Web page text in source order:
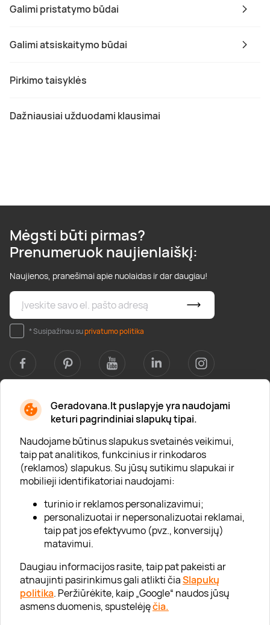
Geradovana.lt puslapyje yra naudojami
keturi pagrindiniai slapukų tipai.
Naudojame būtinus slapukus svetainės veikimui,
taip pat analitikos, funkcinius ir rinkodaros
(reklamos) slapukus. Su jūsų sutikimu slapukai ir
mobilieji identifikatoriai naudojami:
turinio ir reklamos personalizavimui;
personalizuotai ir nepersonalizuotai reklamai,
taip pat jos efektyvumo (pvz., konversijų)
matavimui.
Daugiau informacijos rasite, taip pat pakeisti ar
atnaujinti pasirinkimus gali atlikti čiaSlapukų
politika. Peržiūrėkite, kaip „Google“ naudos jūsų
asmens duomenis, spustelėjęčia.
Galimi pristatymo būdai
Galimi atsiskaitymo būdai
Pirkimo taisyklės
Dažniausiai užduodami klausimai
Mėgsti būti pirmas?
Prenumeruok naujienlaiškį:
Naujienos, pranešimai apie nuolaidas ir dar daugiau!
* Susipažinau suprivatumo politika
Apie mus
Apie „Gera Dovana“
Lojalumo klubas
Karjera
Visi partneriai
Kontaktai
Tinklaraštis
Informacija